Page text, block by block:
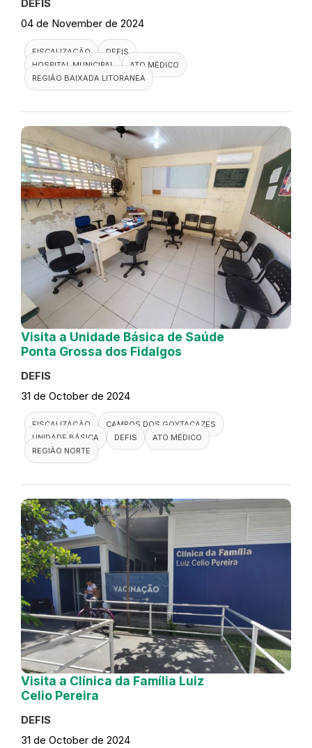
DEFIS
04 de November de 2024
FISCALIZAÇÃO
DEFIS
HOSPITAL MUNICIPAL
ATO MÉDICO
REGIÃO BAIXADA LITORANEA
Visita a Unidade Básica de Saúde
Ponta Grossa dos Fidalgos
DEFIS
31 de October de 2024
FISCALIZAÇÃO
CAMPOS DOS GOYTACAZES
UNIDADE BÁSICA
DEFIS
ATO MÉDICO
REGIÃO NORTE
Visita a Clínica da Família Luiz
Celio Pereira
DEFIS
31 de October de 2024